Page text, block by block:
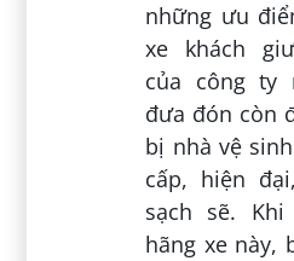
những ưu
xe khách
của công ty
đưa đón còn
bị nhà vệ
cấp, hiện
sạch sẽ.
hãng xe này,